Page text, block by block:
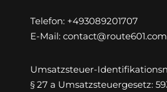
Telefon: +493089201707
E-Mail: contact@route601.com
Umsatzsteuer-
§ 27 a Umsatzsteuergesetz: